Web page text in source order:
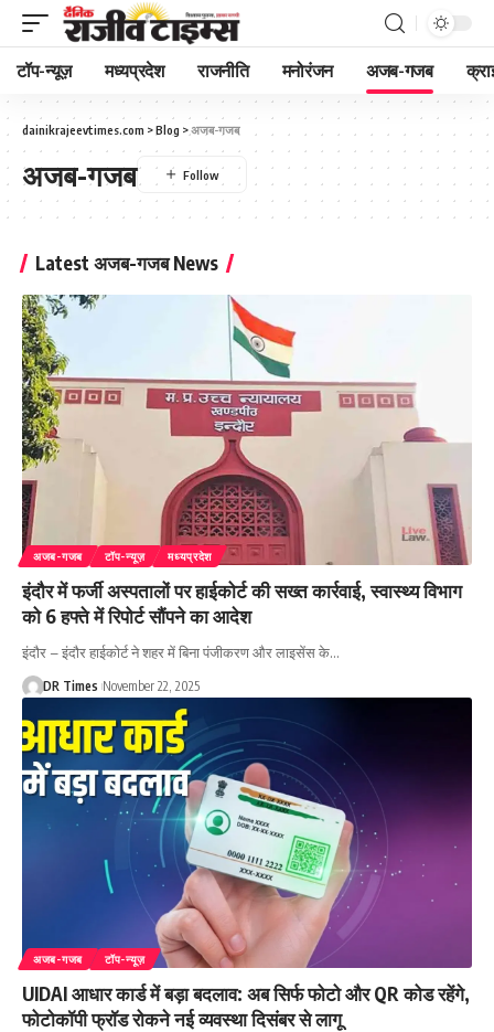
टॉप-न्यूज़ मध्यप्रदेश राजनीति मनोरंजन अजब-गजब
dainikrajeevtimes.com >Blog >अजब-गजब
अजब-गजब
Latest अजब-गजब News
अजब-गजब टॉप-न्यूज़ मध्यप्रदेश
इंदौर में फर्जी अस्पतालों पर हाईकोर्ट की सख्त कार्रवाई, स्वास्थ्य विभाग
को 6 हफ्ते में रिपोर्ट सौंपने का आदेश
इंदौर – इंदौर हाईकोर्ट ने शहर में बिना पंजीकरण और लाइसेंस के…
DR Times November 22, 2025
अजब-गजब टॉप-न्यूज़
UIDAI आधार कार्ड में बड़ा बदलाव: अब सिर्फ फोटो और QR कोड रहेंगे,
फोटोकॉपी फ्रॉड रोकने नई व्यवस्था दिसंबर से लागू